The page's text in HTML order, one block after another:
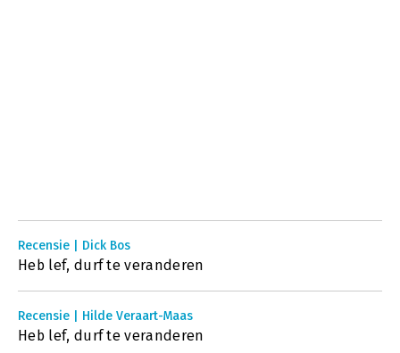
Recensie | Dick Bos
Heb lef, durf te veranderen
Recensie | Hilde Veraart-Maas
Heb lef, durf te veranderen